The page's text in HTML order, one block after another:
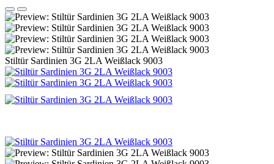
Stiltür Sardinien 3G 2LA Weißlack 9003